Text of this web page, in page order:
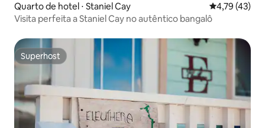
Quarto de hotel ⋅ Staniel Cay 4,79 de uma
4,79 (43)
Visita perfeita a Staniel Cay no autêntico bangalô
Superhost
Superhost